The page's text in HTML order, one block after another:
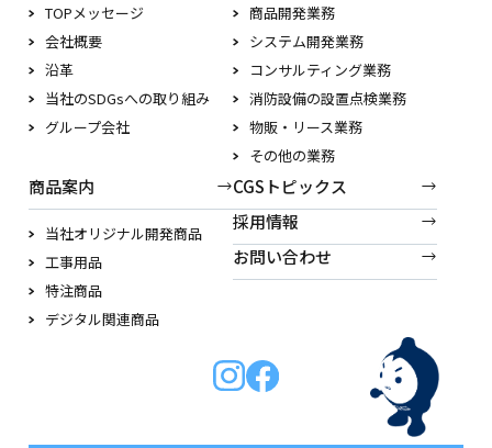
TOPメッセージ
会社概要
沿革
当社のSDGsへの取り組み
グループ会社
商品開発業務
システム開発業務
コンサルティング業務
消防設備の設置点検業務
物販・リース業務
その他の業務
商品案内
当社オリジナル開発商品
工事用品
特注商品
デジタル関連商品
CGSトピックス
採用情報
お問い合わせ